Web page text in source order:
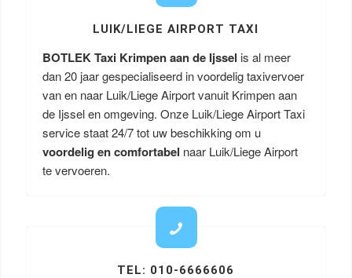
LUIK/LIEGE AIRPORT TAXI
BOTLEK Taxi Krimpen aan de Ijssel is al meer
dan 20 jaar gespecialiseerd in voordelig taxivervoer
van en naar Luik/Liege Airport vanuit Krimpen aan
de Ijssel en omgeving. Onze Luik/Liege Airport Taxi
service staat 24/7 tot uw beschikking om u
voordelig en comfortabel naar Luik/Liege Airport
te vervoeren.
TEL: 010-6666606